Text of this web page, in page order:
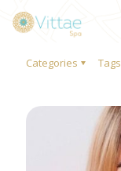
Categories Tags